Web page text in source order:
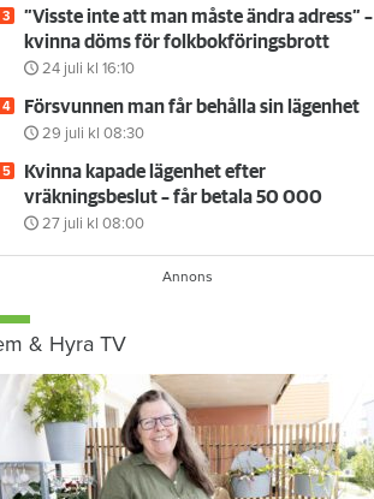
”Visste inte att man måste ändra adress” –
kvinna döms för folkbokföringsbrott
24 juli kl 16:10
Försvunnen man får behålla sin lägenhet
29 juli kl 08:30
Kvinna kapade lägenhet efter
vräkningsbeslut – får betala 50 000
27 juli kl 08:00
& Hyra TV